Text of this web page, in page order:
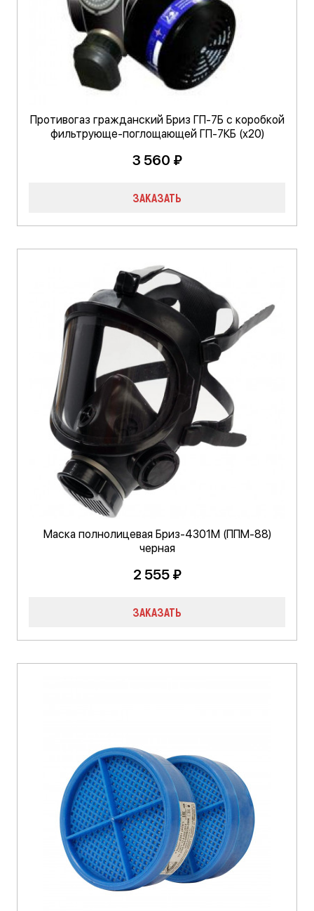
Противогаз гражданский Бриз ГП-7Б с коробкой
фильтрующе-поглощающей ГП-7КБ (х20)
3 560 ₽
ЗАКАЗАТЬ
Маска полнолицевая Бриз-4301М (ППМ-88)
черная
2 555 ₽
ЗАКАЗАТЬ